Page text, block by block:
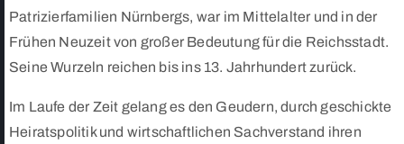
Patrizierfamilien Nürnbergs, war im Mittelalter und in der
Frühen Neuzeit von großer Bedeutung für die Reichsstadt.
Seine Wurzeln reichen bis ins 13. Jahrhundert zurück.
Im Laufe der Zeit gelang es den Geudern, durch geschickte
Heiratspolitik und wirtschaftlichen Sachverstand ihren